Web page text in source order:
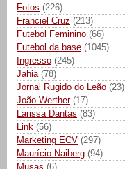
Fotos (226)
Franciel Cruz (213)
Futebol Feminino (66)
Futebol da base (1045)
Ingresso (245)
Jahia (78)
Jornal Rugido do Leão (23)
João Werther (17)
Larissa Dantas (83)
Link (56)
Marketing ECV (297)
Maurício Naiberg (94)
Musas (6)